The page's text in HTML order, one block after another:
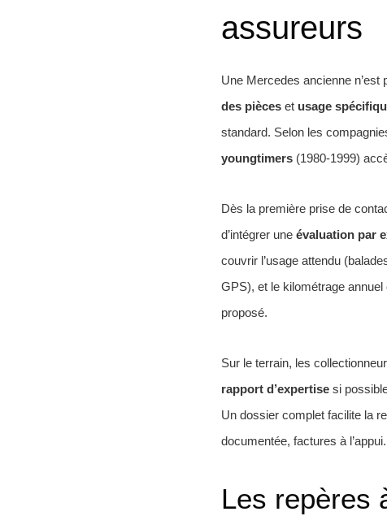
assureurs
Une Mercedes ancienne
des pièces et usage
standard. Selon les
youngtimers (1980-1999)
Dès la première prise de
d’intégrer une évaluation par
couvrir l’usage attendu
GPS), et le kilométrage
proposé.
Sur le terrain, les
rapport d’expertise si
Un dossier complet facilite la
documentée, factures à l’appui.
Les repères